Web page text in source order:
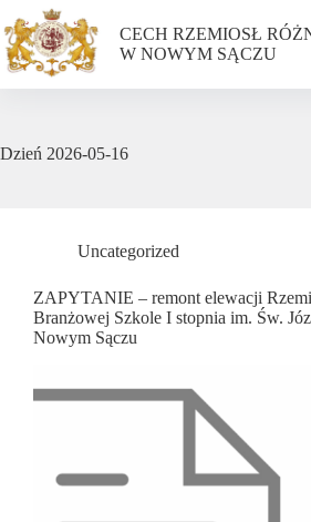
CECH RZEMIOSŁ
W NOWYM SĄCZU
Dzień 2026-05-16
Uncategorized
ZAPYTANIE – remont elewacji
Branżowej Szkole I stopnia im. Św.
Nowym Sączu